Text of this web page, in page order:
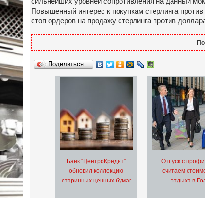
Повышенный интерес к покупкам стерлинга
стоп ордеров на продажу стерлинга против
Поделиться…
Банк “ЦентроКредит”
обновил коллекцию
старинных ценных бумаг
Отпуск с
считаем
отдыха в